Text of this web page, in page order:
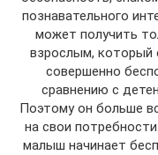
познавательного
может получить
взрослым, который
совершенно
сравнению с
Поэтому он больше
на свои
малыш начинает